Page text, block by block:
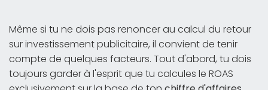
Même si tu ne dois pas renoncer au calcul du retour
sur investissement publicitaire, il convient de tenir
compte de quelques facteurs. Tout d'abord, tu dois
toujours garder à l'esprit que tu calcules le ROAS